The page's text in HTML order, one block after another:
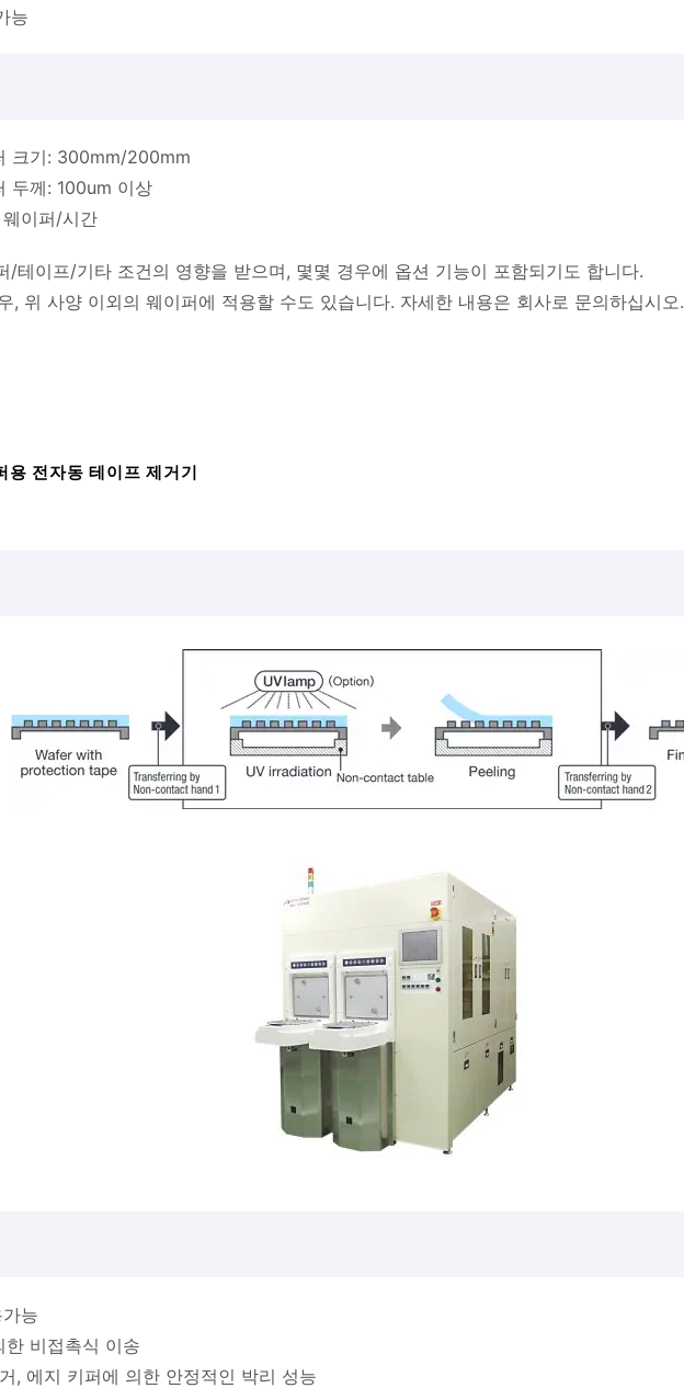
능
크기: 300mm/200mm
두께: 100um 이상
이퍼/시간
/테이프/기타 조건의 영향을 받으며, 몇몇 경우에 옵션 기능이 포함되기도 합니다.
, 위 사양 이외의 웨이퍼에 적용할 수도 있습니다. 자세한 내용은 회사로 문의하십시오.
전자동 테이프 제거기
능
비접촉식 이송
, 에지 키퍼에 의한 안정적인 박리 성능